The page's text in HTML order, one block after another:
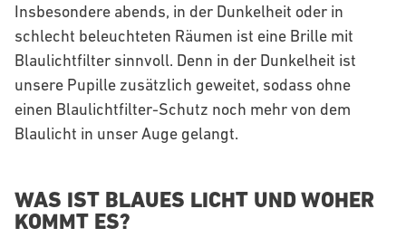
Insbesondere abends, in der Dunkelheit oder in
schlecht beleuchteten Räumen ist eine Brille mit
Blaulichtfilter sinnvoll. Denn in der Dunkelheit ist
unsere Pupille zusätzlich geweitet, sodass ohne
einen Blaulichtfilter-Schutz noch mehr von dem
Blaulicht in unser Auge gelangt.
WAS IST BLAUES LICHT UND WOHER
KOMMT ES?